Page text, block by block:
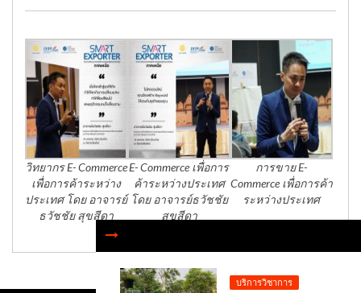
บริการวิชาการ
วิทยากร E- Commerce
เพื่อการค้าระหว่าง
ประเทศ โดย อาจารย์
ธวัชชัย สุขสีดา
E- Commerce เพื่อการ
ค้าระหว่างประเทศ
โดย อาจารย์ธวัชชัย
สุขสีดา
การขาย E-
Commerce เพื่อการค้า
ระหว่างประเทศ